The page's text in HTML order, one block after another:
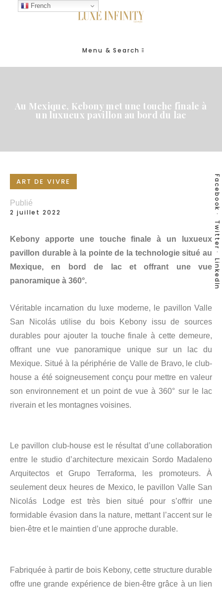
Menu & Search
Au Mexique, Kebony met une touche finale à
un luxueux pavillon au bord du lac
Facebook
Twitter
LinkedIn
ART DE VIVRE
Publié
2 juillet 2022
Kebony apporte une touche finale à un luxueux
pavillon durable à la pointe de la technologie situé au
Mexique, en bord de lac et offrant une vue
panoramique à 360°.
Véritable incarnation du luxe moderne, le pavillon Valle
San Nicolás utilise du bois Kebony issu de sources
durables pour ajouter la touche finale à cette demeure,
offrant une vue panoramique unique sur un lac du
Mexique. Situé à la périphérie de Valle de Bravo, le club-
house a été soigneusement conçu pour mettre en valeur
son environnement et un point de vue à 360° sur le lac
riverain et les montagnes voisines.
Le pavillon club-house est le résultat d’une collaboration
entre le studio d’architecture mexicain Sordo Madaleno
Arquitectos et Grupo Terraforma, les promoteurs. À
seulement deux heures de Mexico, le pavillon Valle San
Nicolás Lodge est très bien situé pour s’offrir une
formidable évasion dans la nature, mettant l’accent sur le
bien-être et le maintien d’une approche durable.
Fabriquée à partir de bois Kebony, cette structure durable
offre une grande expérience de bien-être grâce à un lien
French